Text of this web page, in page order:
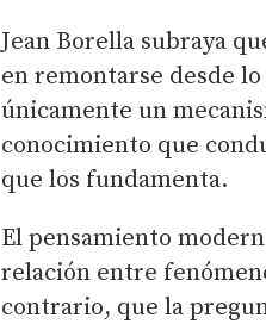
Jean Borella subraya
en remontarse desde
únicamente un
conocimiento que
que los fundamenta.
El pensamiento
relación entre
contrario, que la